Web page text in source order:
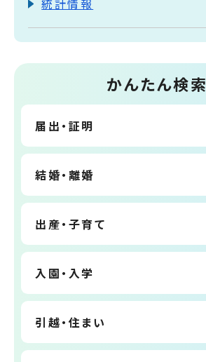
統計情報
かんたん検索
届出・証明
結婚・離婚
出産・子育て
入園・入学
引越・住まい